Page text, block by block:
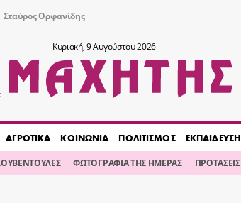
Σταύρος Ορφανίδης
Κυριακή, 9 Αυγούστου 2026
ΑΓΡΟΤΙΚΑ ΚΟΙΝΩΝΙΑ ΠΟΛΙΤΙΣΜΟΣ ΕΚΠΑΙΔΕΥΣΗ
ΦΩΤΟΓΡΑΦΙΑ ΤΗΣ ΗΜΕΡΑΣ ΠΡΟΤΑΣΕΙΣ